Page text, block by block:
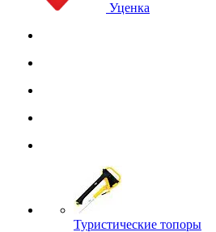
Уценка
Туристические топоры